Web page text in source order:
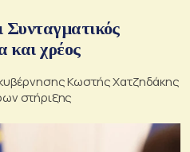
και χρέος
Κωστής Χατζηδάκης
στήριξης